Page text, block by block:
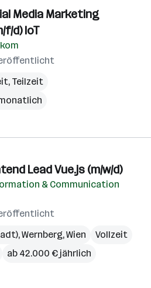
Media Marketing
f/d) IoT
Teilzeit
monatlich
Lead Vue.js​ (m/w/d)
& Communication
,Wernberg,Wien
Vollzeit
ab 42.000 € jährlich